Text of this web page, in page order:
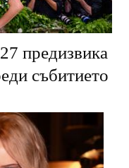
предизвика
събитието